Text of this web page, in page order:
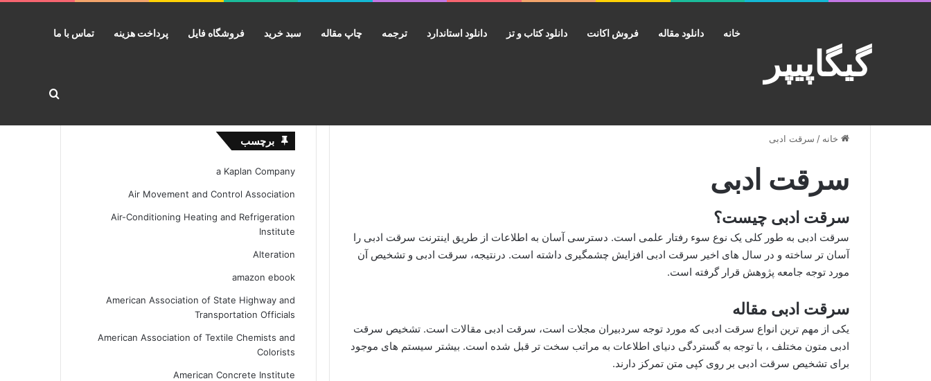
گیگاپیپر
خانه دانلود مقاله فروش اکانت دانلود کتاب و تز دانلود استاندارد ترجمه چاپ مقاله سبد خرید فروشگاه فایل پرداخت هزینه تماس با ما
جستجو
خانه / سرقت ادبی
سرقت ادبی
سرقت ادبی چیست؟
سرقت ادبی به طور کلی یک نوع سوء رفتار علمی است. دسترسی آسان به اطلاعات از طریق اینترنت سرقت ادبی را
آسان تر ساخته و در سال های اخیر سرقت ادبی افزایش چشمگیری داشته است. درنتیجه، سرقت ادبی و تشخیص آن
مورد توجه جامعه پژوهش قرار گرفته است.
سرقت ادبی مقاله
یکی از مهم ترین انواع سرقت ادبی که مورد توجه سردبیران مجلات است، سرقت ادبی مقالات است. تشخیص سرقت
ادبی متون مختلف ، با توجه به گستردگی دنیای اطلاعات به مراتب سخت تر قبل شده است. بیشتر سیستم های موجود
برای تشخیص سرقت ادبی بر روی کپی متن تمرکز دارند.
برچسب
a Kaplan Company
Air Movement and Control Association
Air-Conditioning Heating and Refrigeration
Institute
Alteration
amazon ebook
American Association of State Highway and
Transportation Officials
American Association of Textile Chemists and
Colorists
American Concrete Institute